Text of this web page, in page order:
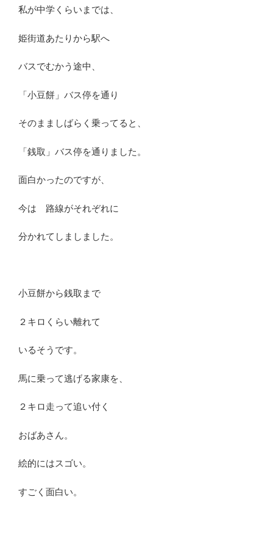
私が中学くらいまでは、
姫街道あたりから駅へ
バスでむかう途中、
「小豆餅」バス停を通り
そのまましばらく乗ってると、
「銭取」バス停を通りました。
面白かったのですが、
今は 路線がそれぞれに
分かれてしましました。
小豆餅から銭取まで
２キロくらい離れて
いるそうです。
馬に乗って逃げる家康を、
２キロ走って追い付く
おばあさん。
絵的にはスゴい。
すごく面白い。